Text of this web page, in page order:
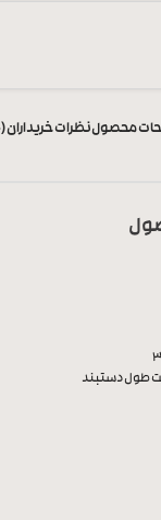
محصولنظرات خریداران (0)